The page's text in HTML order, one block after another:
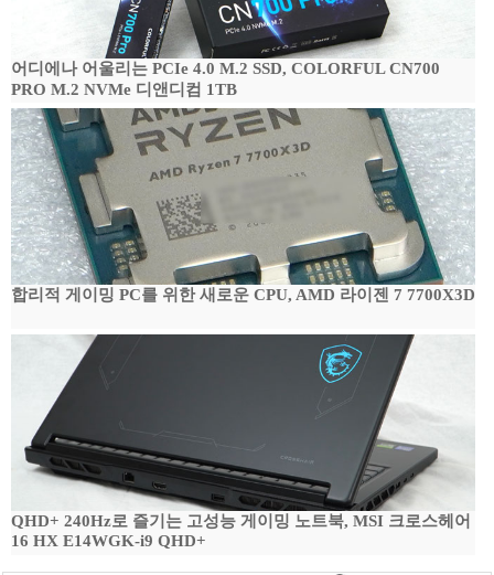
어디에나 어울리는 PCIe 4.0 M.2 SSD, COLORFUL CN700
PRO M.2 NVMe 디앤디컴 1TB
합리적 게이밍 PC를 위한 새로운 CPU, AMD 라이젠 7 7700X3D
QHD+ 240Hz로 즐기는 고성능 게이밍 노트북, MSI 크로스헤어
16 HX E14WGK-i9 QHD+